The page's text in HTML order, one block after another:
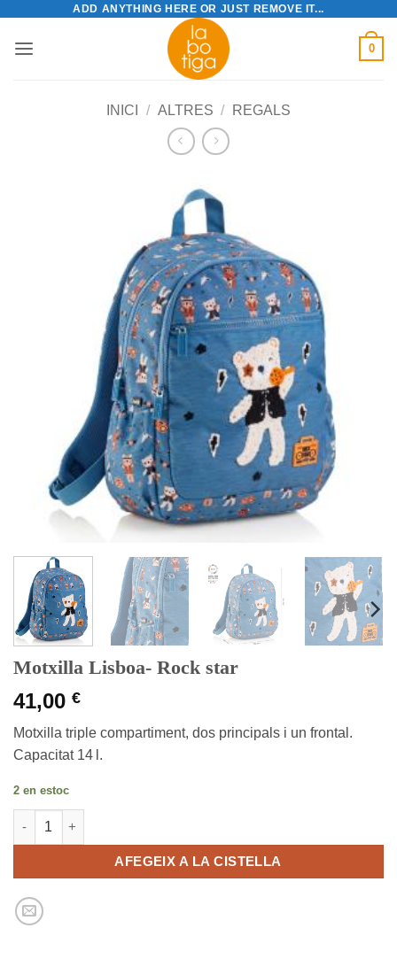
content
ADD ANYTHING HERE OR JUST REMOVE IT...
0
INICI / ALTRES / REGALS
Motxilla Lisboa- Rock star
41,00 €
Motxilla triple compartiment, dos principals i un frontal.
Capacitat 14 l.
2 en estoc
quantitat de Motxilla Lisboa- Rock star
AFEGEIX A LA CISTELLA